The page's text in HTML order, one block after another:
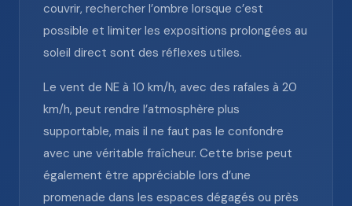
couvrir, rechercher l’ombre lorsque c’est
possible et limiter les expositions prolongées au
soleil direct sont des réflexes utiles.
Le vent de NE à 10 km/h, avec des rafales à 20
km/h, peut rendre l’atmosphère plus
supportable, mais il ne faut pas le confondre
avec une véritable fraîcheur. Cette brise peut
également être appréciable lors d’une
promenade dans les espaces dégagés ou près